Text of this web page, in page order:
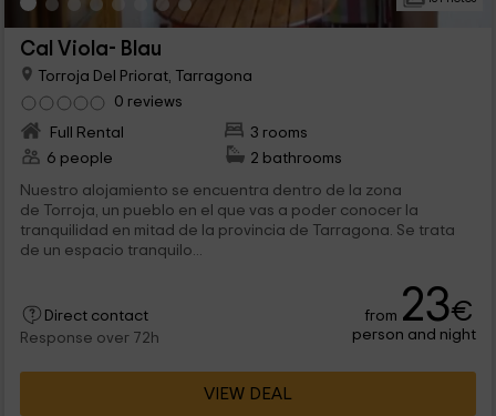
Cal Viola- Blau
Torroja Del Priorat, Tarragona
0 reviews
Full Rental
3 rooms
6 people
2 bathrooms
Nuestro alojamiento se encuentra dentro de la zona
de Torroja, un pueblo en el que vas a poder conocer la
tranquilidad en mitad de la provincia de Tarragona. Se trata
de un espacio tranquilo...
Direct contact
Response over 72h
from 23€
person and night
VIEW DEAL